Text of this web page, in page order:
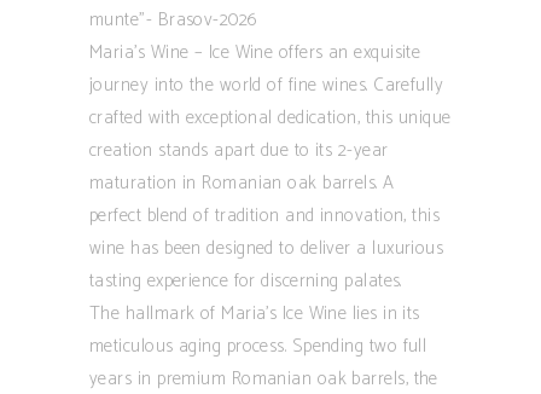
munte”- Brasov-2026
Maria’s Wine – Ice Wine offers an exquisite
journey into the world of fine wines. Carefully
crafted with exceptional dedication, this unique
creation stands apart due to its 2-year
maturation in Romanian oak barrels. A
perfect blend of tradition and innovation, this
wine has been designed to deliver a luxurious
tasting experience for discerning palates.
The hallmark of Maria’s Ice Wine lies in its
meticulous aging process. Spending two full
years in premium Romanian oak barrels, the